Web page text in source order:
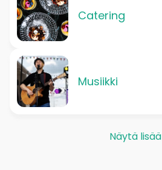
Catering
Musiikki
Näytä lisää